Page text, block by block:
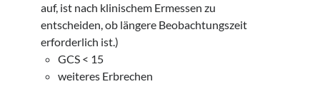
auf, ist nach klinischem Ermessen zu
entscheiden, ob längere Beobachtungszeit
erforderlich ist.)
GCS < 15
weiteres Erbrechen